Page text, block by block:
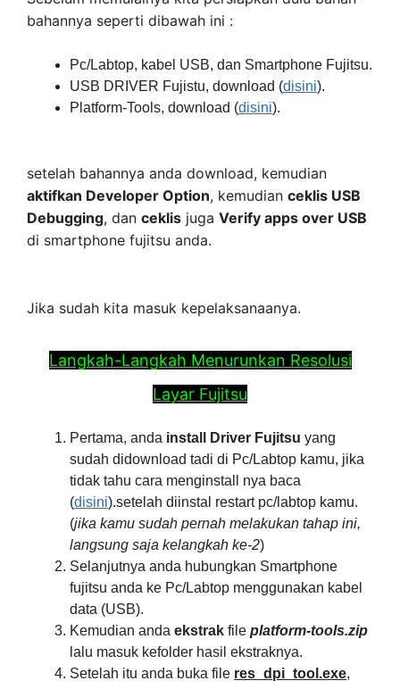
bahannya seperti dibawah ini :
Pc/Labtop, kabel USB, dan Smartphone Fujitsu.
USB DRIVER Fujistu, download (disini).
Platform-Tools, download (disini).
setelah bahannya anda download, kemudian
aktifkan Developer Option, kemudian ceklis USB
Debugging, dan ceklis juga Verify apps over USB
di smartphone fujitsu anda.
Jika sudah kita masuk kepelaksanaanya.
Langkah-Langkah Menurunkan Resolusi
Layar Fujitsu
Pertama, anda install Driver Fujitsu yang
sudah didownload tadi di Pc/Labtop kamu, jika
tidak tahu cara menginstall nya baca
(disini).setelah diinstal restart pc/labtop kamu.
(jika kamu sudah pernah melakukan tahap ini,
langsung saja kelangkah ke-2)
Selanjutnya anda hubungkan Smartphone
fujitsu anda ke Pc/Labtop menggunakan kabel
data (USB).
Kemudian anda ekstrak file platform-tools.zip
lalu masuk kefolder hasil ekstraknya.
Setelah itu anda buka file res_dpi_tool.exe,